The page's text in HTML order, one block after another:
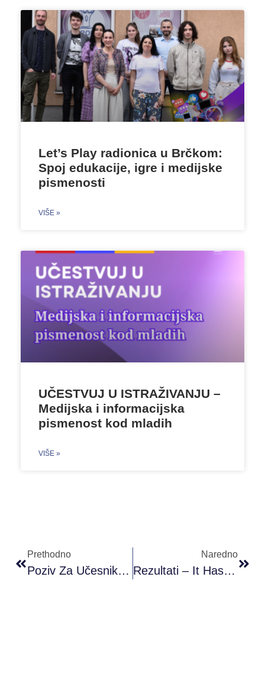
Let’s Play radionica u Brčkom:
Spoj edukacije, igre i medijske
pismenosti
VIŠE »
UČESTVUJ U ISTRAŽIVANJU –
Medijska i informacijska
pismenost kod mladih
VIŠE »
Prethodno
Poziv Za Učesnike/ce – Kurs Francuskog Jezika
Naredno
Rezultati – It Has To Be Love, Sutomore, Crna Gora